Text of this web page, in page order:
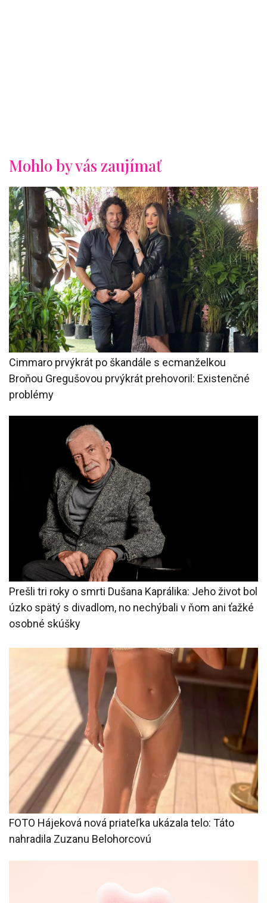
Mohlo by vás zaujímať
Cimmaro prvýkrát po škandále s ecmanželkou
Broňou Gregušovou prvýkrát prehovoril: Existenčné
problémy
Prešli tri roky o smrti Dušana Kaprálika: Jeho život bol
úzko spätý s divadlom, no nechýbali v ňom ani ťažké
osobné skúšky
FOTO Hájeková nová priateľka ukázala telo: Táto
nahradila Zuzanu Belohorcovú